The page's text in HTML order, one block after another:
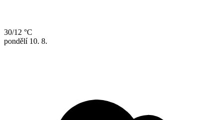
30/12 °C
pondělí 10. 8.